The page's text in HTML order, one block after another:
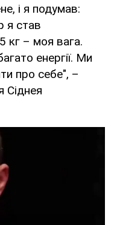
і я подумав:
я став
кг – моя вага.
енергії. Ми
про себе", –
Сіднея